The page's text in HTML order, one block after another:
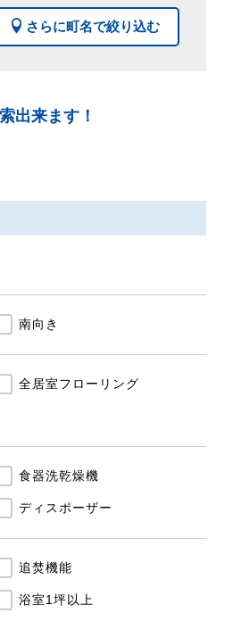
さらに町名で絞り込む
出来ます！
南向き
全居室フローリング
食器洗乾燥機
ディスポーザー
追焚機能
浴室1坪以上